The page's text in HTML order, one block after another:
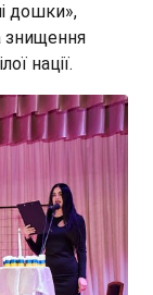
дошки»,
знищення
нації.